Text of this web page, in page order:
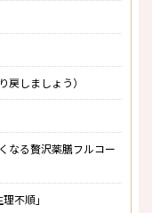
戻しましょう）
なる贅沢薬膳フルコー
不順」